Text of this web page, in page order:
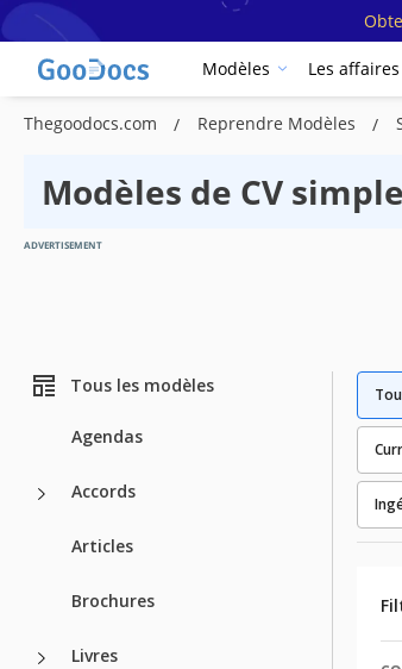
Modèles Les affaires
Thegoodocs.com Reprendre Modèles
Modèles de CV
ADVERTISEMENT
Tous les modèles
Agendas
Accords
Articles
Brochures
Livres